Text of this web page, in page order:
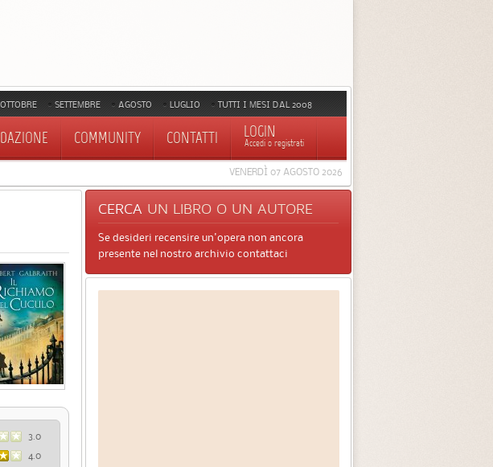
OTTOBRE SETTEMBRE AGOSTO LUGLIO TUTTI I MESI DAL 2008
COMMUNITY CONTATTI LOGIN
Accedi o registrati
VENERDÌ 07 AGOSTO 2026
3.0
4.0
CERCA UN LIBRO O UN AUTORE
Se desideri recensire un'opera non ancora
presente nel nostro archivio contattaci